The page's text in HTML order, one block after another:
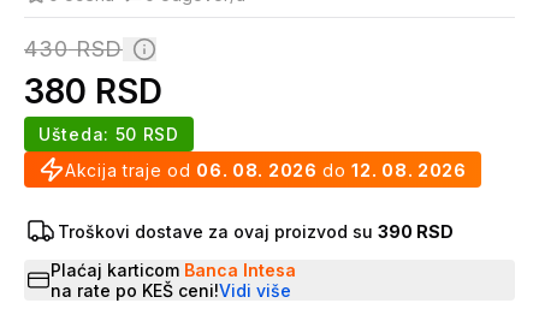
430RSD
380 RSD
Akcija traje od 06. 08. 2026 do 12. 08. 2026
Ušteda: 50 RSD
Troškovi dostave za ovaj proizvod su 390 RSD
Plaćaj karticom Banca Intesa
na rate po KEŠ ceni!Vidi više